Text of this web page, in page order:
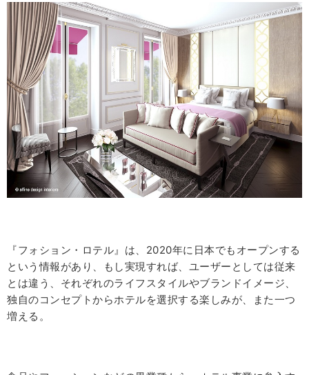
『フォション・ロテル』は、 2020年に日本でもオープンする
という情報があり、もし実現すれば、ユーザーとしては従来
とは違う、それぞれのライフスタイルやブランドイメージ、
独自のコンセプトからホテルを選択する楽しみが、また一つ
増える。